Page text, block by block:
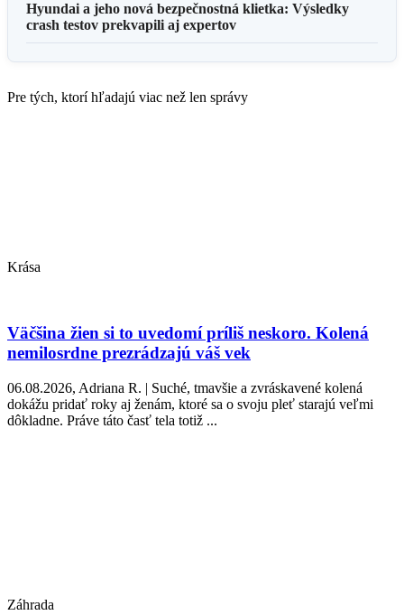
Hyundai a jeho nová bezpečnostná klietka: Výsledky
crash testov prekvapili aj expertov
Pre tých, ktorí hľadajú viac než len správy
Krása
Väčšina žien si to uvedomí príliš neskoro. Kolená
nemilosrdne prezrádzajú váš vek
06.08.2026, Adriana R. | Suché, tmavšie a zvráskavené kolená
dokážu pridať roky aj ženám, ktoré sa o svoju pleť starajú veľmi
dôkladne. Práve táto časť tela totiž ...
Záhrada